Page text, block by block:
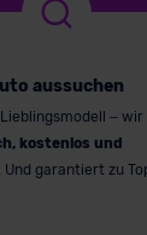
aussuchen
– wir
kostenlos und
. Und garantiert zu